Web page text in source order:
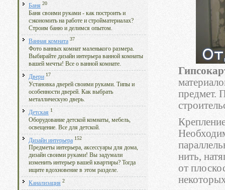
Баня 20
Баня своими руками - как построить и
сэкономить на работе и стройматериалах?
Строим баню и делимся опытом.
Ванная комната 37
Фото ванных комнат маленького размера.
Выбирайте дизайн интерьера ванной комнаты
вашей мечты! Все о ванной комнате.
Двери 17
Установка дверей своими руками. Типы и
особенности дверей. Как выбрать
металлическую дверь.
Детская 1
Оборудование детской комнаты, мебель,
освещение. Все для детской.
Дизайн интерьера 152
Предметы интерьера, аксессуары для дома,
дизайн своими руками! Вы задумали
изменить интерьер вашей квартиры? Тогда
ищите вдохновение в этом разделе.
Канализация 2
предмет.
нить,
от